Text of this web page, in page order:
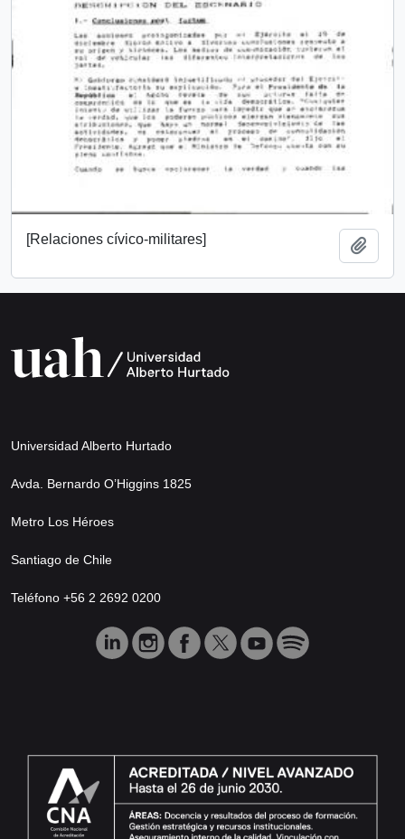
[Relaciones cívico-militares]
Universidad Alberto Hurtado
Avda. Bernardo O’Higgins 1825
Metro Los Héroes
Santiago de Chile
Teléfono +56 2 2692 0200